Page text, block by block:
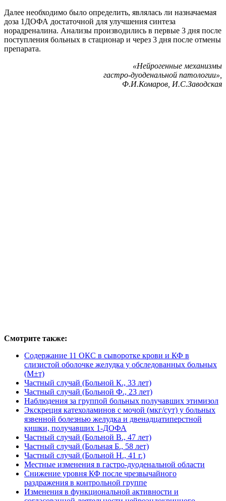
Далее необходимо было определить, являлась ли назначаемая
доза 1ДОФА достаточной для улучшения синтеза
норадреналина. Анализы производились в первые 3 дня после
поступления больных в стационар и через 3 дня после отмены
препарата.
«Нейрогенные механизмы
гастро-дуоденальной патологии»,
Ф.И.Комаров, И.С.Заводская
Смотрите также:
Содержание 11 ОКС в сыворотке крови и КФ в
слизистой оболочке желудка у обследованных больных
(М±т)
Частный случай (Больной К., 33 лет)
Частный случай (Больной Ф., 23 лет)
Наблюдения за группой больных получавших этимизол
Экскреция катехоламинов с мочой (мкг/сут) у больных
язвенной болезнью желудка и двенадцатиперстной
кишки, получавших 1-ДОФА
Частный случай (Больной В., 47 лет)
Частный случай (Больная Б., 58 лет)
Частный случай (Больной Н., 41 г.)
Местные изменения в гастро-дуоденальной области
Снижение уровня КФ после чрезвычайного
раздражения в контрольной группе
Изменения в функциональной активности и